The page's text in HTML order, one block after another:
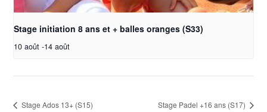
Stage initiation 8 ans et + balles oranges (S33)
10 août -14 août
Stage Ados 13+ (S15) Stage Padel +16 ans (S17)